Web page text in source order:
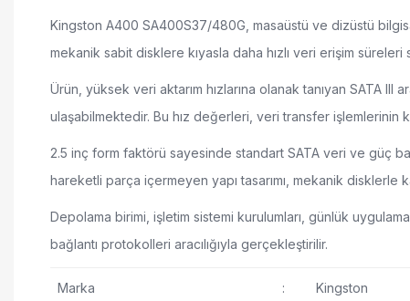
Kingston A400 SA400S37/480G, masaüstü ve dizüstü
mekanik sabit disklere kıyasla daha hızlı veri erişim süreleri
Ürün, yüksek veri aktarım hızlarına olanak tanıyan SATA
ulaşabilmektedir. Bu hız değerleri, veri transfer işlemlerinin
2.5 inç form faktörü sayesinde standart SATA veri ve güç
hareketli parça içermeyen yapı tasarımı, mekanik disklerle
Depolama birimi, işletim sistemi kurulumları, günlük
bağlantı protokolleri aracılığıyla gerçekleştirilir.
Marka : Kingston